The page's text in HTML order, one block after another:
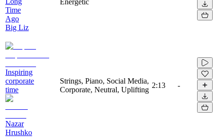
Time
Ago
Big Liz
Inspiring
corporate
time
Nazar
Hrushko
Strings, Piano, Social Media,
Corporate, Neutral, Uplifting
2:13 -